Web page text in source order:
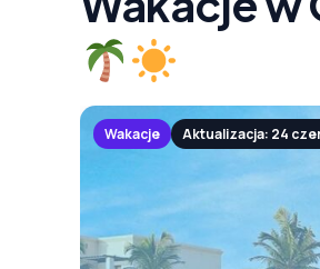
Wakacje Aktualizacja: 24